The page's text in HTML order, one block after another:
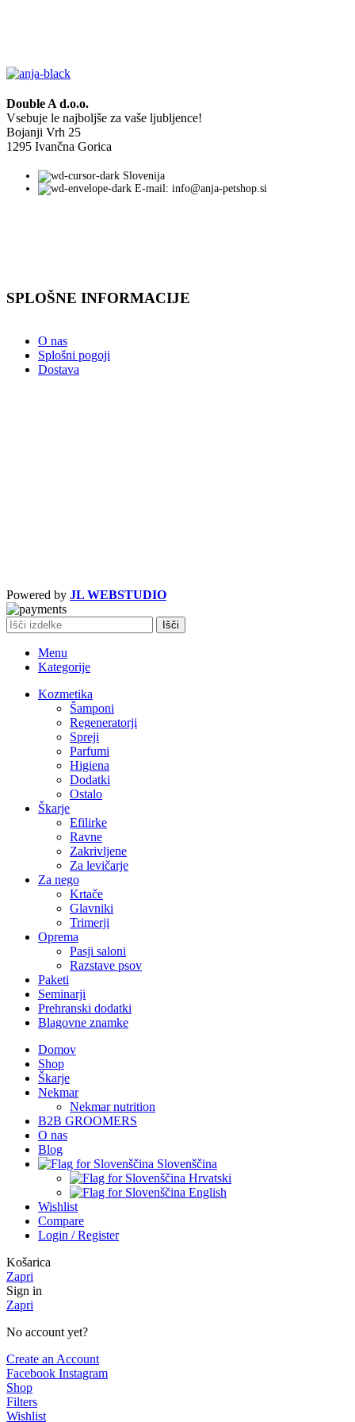
Double A d.o.o.
Vsebuje le najboljše za vaše ljubljence!
Bojanji Vrh 25
1295 Ivančna Gorica
Slovenija
E-mail: info@anja-petshop.si
SPLOŠNE INFORMACIJE
O nas
Splošni pogoji
Dostava
Powered by JL WEBSTUDIO
Išči
Menu
Kategorije
Kozmetika
Šamponi
Regeneratorji
Spreji
Parfumi
Higiena
Dodatki
Ostalo
Škarje
Efilirke
Ravne
Zakrivljene
Za levičarje
Za nego
Krtače
Glavniki
Trimerji
Oprema
Pasji saloni
Razstave psov
Paketi
Seminarji
Prehranski dodatki
Blagovne znamke
Domov
Shop
Škarje
Nekmar
Nekmar nutrition
B2B GROOMERS
O nas
Blog
Slovenščina
Hrvatski
English
Wishlist
Compare
Login / Register
Košarica
Zapri
Sign in
Zapri
No account yet?
Create an Account
Facebook Instagram
Shop
Filters
Wishlist